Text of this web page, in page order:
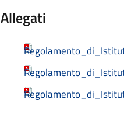
Allegati